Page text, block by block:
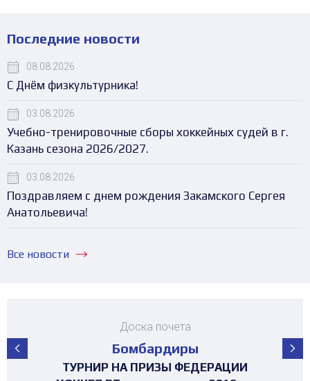
Последние новости
08.08.2026
С Днём физкультурника!
03.08.2026
Учебно-тренировочные сборы хоккейных судей в г.
Казань сезона 2026/2027.
03.08.2026
Поздравляем с днем рождения Закамского Сергея
Анатольевича!
Все новости
Доска почета
Бомбардиры
ТУРНИР 4х4 ПОСВЯЩЕННЫЙ "ДНЮ
МАТЧ ЗВЁЗД ПЕРВЕНСТВА РТ среди
ПЕРВЕНСТВО РЕСПУБЛИКИ ТАТАРСТАН
ТУРНИР НА ПРИЗЫ ФЕДЕРАЦИИ
ПЕРВЕНСТВО РЕСПУБЛИКИ ТАТАРСТАН
ПЕРВЕНСТВО РЕСПУБЛИКИ ТАТАРСТАН
ПЕРВЕНСТВО РЕСПУБЛИКИ ТАТАРСТАН
ТУРНИР НА ПРИЗЫ ФЕДЕРАЦИИ
ТУРНИР НА ПРИЗЫ ФЕДЕРАЦИИ
ПЕРВЕНСТВО РЕСПУБЛИКИ ТАТАРСТАН
ТУРНИР 4х4 ПОСВЯЩЕННЫЙ "ДНЮ
МАТЧ ЗВЁЗД ПЕРВЕНСТВА РТ среди